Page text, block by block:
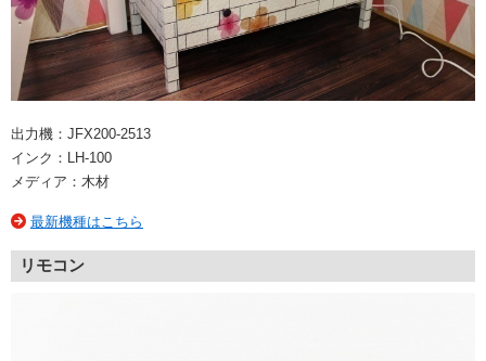
出力機：JFX200-2513
インク：LH-100
メディア：木材
最新機種はこちら
リモコン